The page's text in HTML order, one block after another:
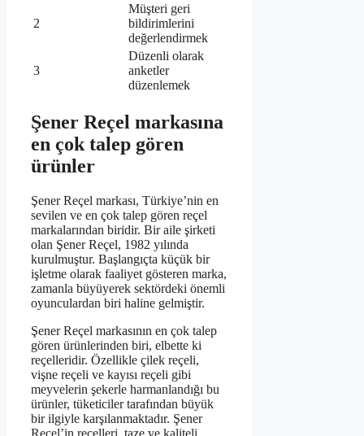
2
Müşteri geri
bildirimlerini
değerlendirmek
3
Düzenli olarak
anketler
düzenlemek
Şener Reçel markasına
en çok talep gören
ürünler
Şener Reçel markası, Türkiye’nin en
sevilen ve en çok talep gören reçel
markalarından biridir. Bir aile şirketi
olan Şener Reçel, 1982 yılında
kurulmuştur. Başlangıçta küçük bir
işletme olarak faaliyet gösteren marka,
zamanla büyüyerek sektördeki önemli
oyunculardan biri haline gelmiştir.
Şener Reçel markasının en çok talep
gören ürünlerinden biri, elbette ki
reçelleridir. Özellikle çilek reçeli,
vişne reçeli ve kayısı reçeli gibi
meyvelerin şekerle harmanlandığı bu
ürünler, tüketiciler tarafından büyük
bir ilgiyle karşılanmaktadır. Şener
Reçel’in reçelleri, taze ve kaliteli